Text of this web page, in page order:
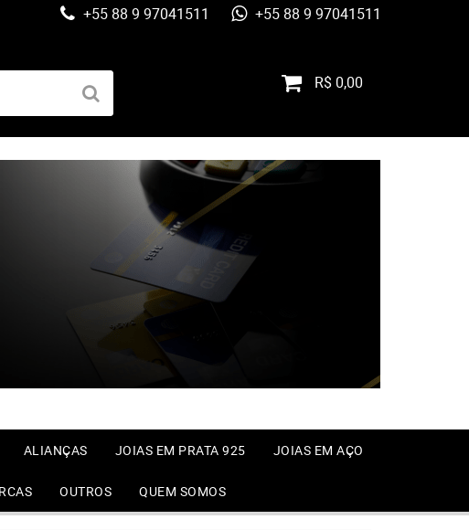
+55 88 9 97041511 +55 88 9 97041511
R$ 0,00
ALIANÇAS JOIAS EM PRATA 925 JOIAS EM AÇO
OUTROS QUEM SOMOS